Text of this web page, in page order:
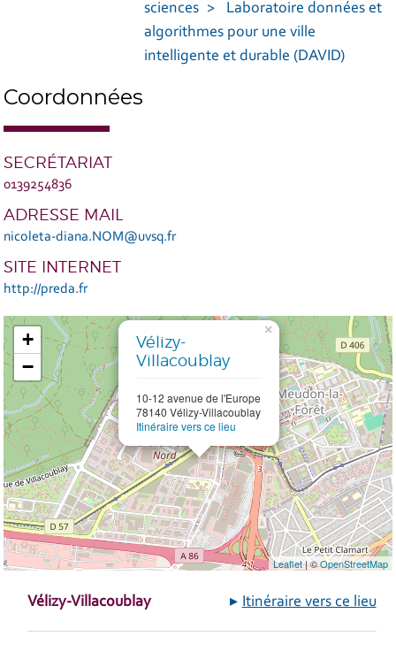
sciences
Laboratoire données et
algorithmes pour une ville
intelligente et durable (DAVID)
Coordonnées
SECRÉTARIAT
0139254836
ADRESSE MAIL
nicoleta-diana.NOM@uvsq.fr
SITE INTERNET
http://preda.fr
Vélizy-
Villacoublay
10-12 avenue de l'Europe
78140 Vélizy-Villacoublay
Itinéraire vers ce lieu
×
+
−
Leaflet| ©OpenStreetMap
Itinéraire vers ce lieu
Vélizy-Villacoublay